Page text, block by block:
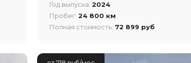
Год выпуска: 2024
Пробег: 24 800 км
Полная стоимость: 72 899 руб